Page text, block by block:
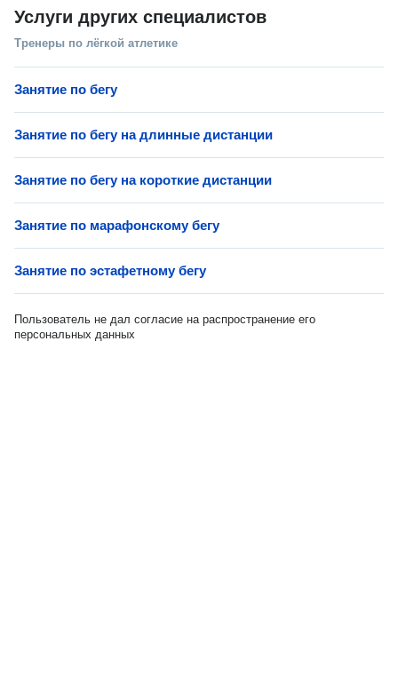
Услуги других специалистов
Тренеры по лёгкой атлетике
Занятие по бегу
Занятие по бегу на длинные дистанции
Занятие по бегу на короткие дистанции
Занятие по марафонскому бегу
Занятие по эстафетному бегу
Пользователь не дал согласие на распространение его
персональных данных